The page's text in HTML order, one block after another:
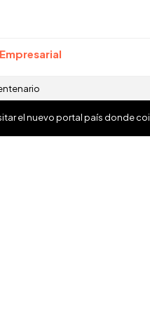
el nuevo portal país donde